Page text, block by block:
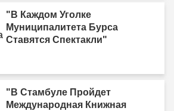
"В Каждом Уголке
Муниципалитета Бурса
Ставятся Спектакли"
"В Стамбуле Пройдет
Международная Книжная